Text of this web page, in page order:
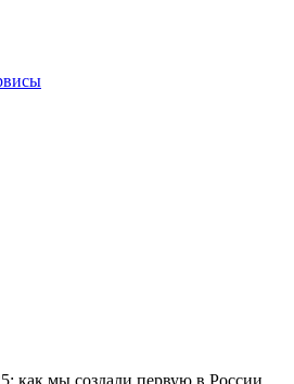
как мы создали первую в России